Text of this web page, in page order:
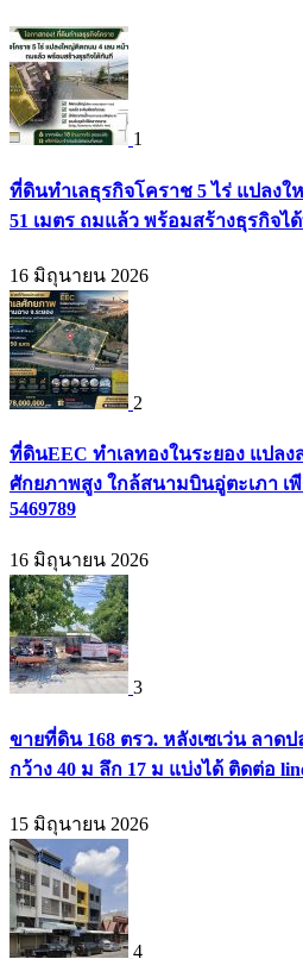
1
ที่ดินทำเลธุรกิจโคราช 5 ไร่ แปลง
51 เมตร ถมแล้ว พร้อมสร้างธุรกิจไ
16 มิถุนายน 2026
2
ที่ดินEEC ทำเลทองในระยอง แปล
ศักยภาพสูง ใกล้สนามบินอู่ตะเภา เพี
5469789
16 มิถุนายน 2026
3
ขายที่ดิน 168 ตรว. หลังเซเว่น ลาดป
กว้าง 40 ม ลึก 17 ม แบ่งได้ ติดต่อ
15 มิถุนายน 2026
4